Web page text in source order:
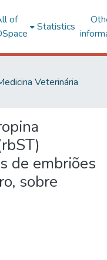
of
Statistics
Veterinária
de embriões
sobre